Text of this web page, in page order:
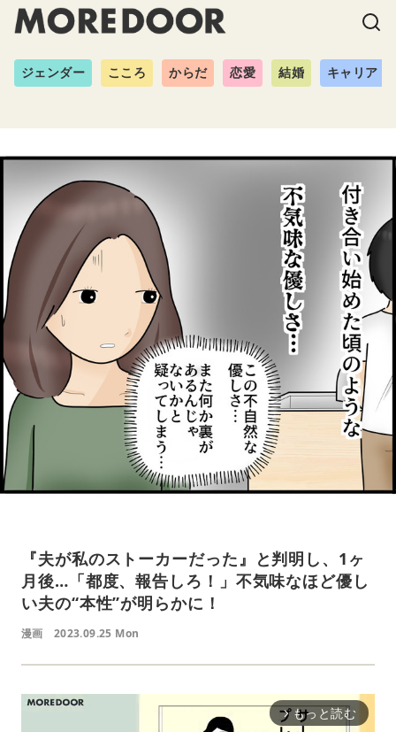
ジェンダー こころ からだ 恋愛 結婚 キャリア
『夫が私のストーカーだった』と判明し、1ヶ
月後…「都度、報告しろ！」不気味なほど優し
い夫の“本性”が明らかに！
漫画 2023.09.25 Mon
arrow_forward_ios もっと読む